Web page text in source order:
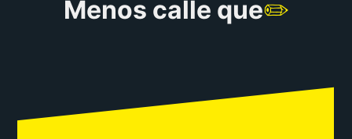
Menos calle que✏️